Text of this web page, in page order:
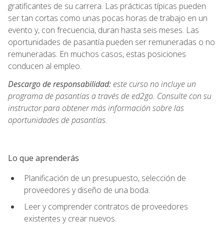
gratificantes de su carrera. Las prácticas típicas pueden
ser tan cortas como unas pocas horas de trabajo en un
evento y, con frecuencia, duran hasta seis meses. Las
oportunidades de pasantía pueden ser remuneradas o no
remuneradas. En muchos casos, estas posiciones
conducen al empleo.
Descargo de responsabilidad: este curso no incluye un
programa de pasantías a través de ed2go. Consulte con su
instructor para obtener más información sobre las
oportunidades de pasantías.
Lo que aprenderás
Planificación de un presupuesto, selección de
proveedores y diseño de una boda.
Leer y comprender contratos de proveedores
existentes y crear nuevos.